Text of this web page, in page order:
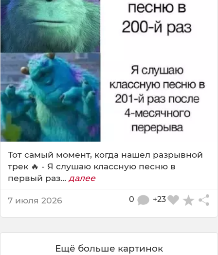
Тот самый момент, когда нашел разрывной
трек 🔥 - Я слушаю классную песню в
первый раз... далее
7 июля 2026 +23
0
Ещё больше картинок